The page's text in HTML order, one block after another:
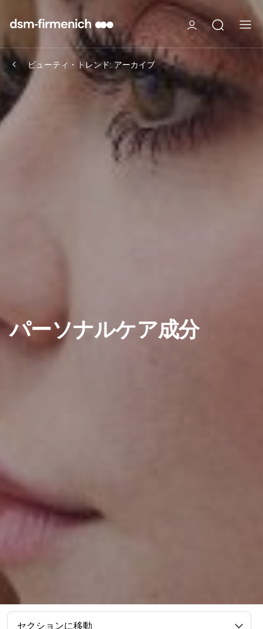
ビューティ・トレンド: アーカイブ
パーソナルケア成分
セクションに移動